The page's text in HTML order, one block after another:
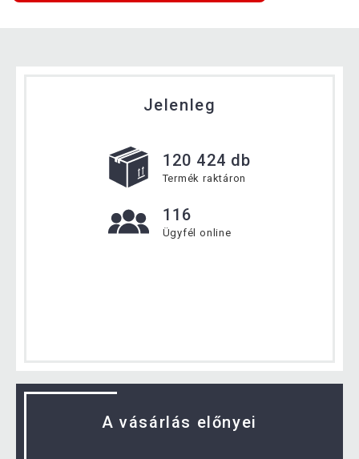
Jelenleg
120 424 db
Termék raktáron
116
Ügyfél online
A vásárlás előnyei